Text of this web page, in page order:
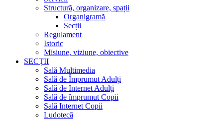
Structură, organizare, spații
Organigramă
Secții
Regulament
Istoric
Misiune, viziune, obiective
SECȚII
Sală Multimedia
Sală de Împrumut Adulți
Sală de Internet Adulți
Sală de împrumut Copii
Sală Internet Copii
Ludotecă